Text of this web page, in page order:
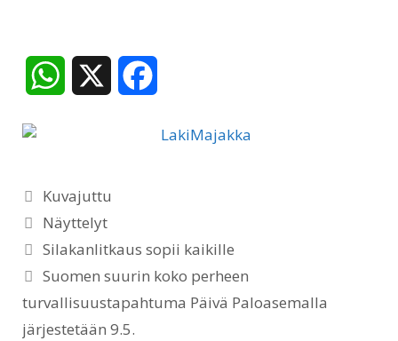
t
s
A
p
o
o
Kategoriat
Kuvajuttu
Avainsanat
Näyttelyt
Silakanlitkaus sopii kaikille
Suomen suurin koko perheen
turvallisuustapahtuma Päivä Paloasemalla
järjestetään 9.5.